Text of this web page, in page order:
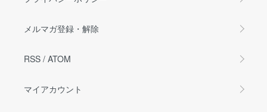
メルマガ登録・解除
RSS / ATOM
マイアカウント